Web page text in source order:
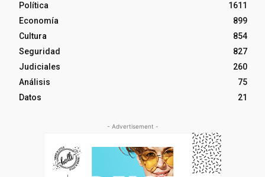
Política
1611
Economía
899
Cultura
854
Seguridad
827
Judiciales
260
Análisis
75
Datos
21
- Advertisement -